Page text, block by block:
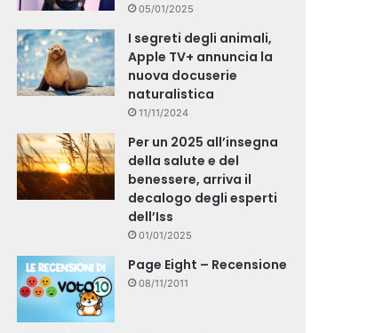
05/01/2025
I segreti degli animali,
Apple TV+ annuncia la
nuova docuserie
naturalistica
11/11/2024
Per un 2025 all’insegna
della salute e del
benessere, arriva il
decalogo degli esperti
dell’Iss
01/01/2025
Page Eight – Recensione
08/11/2011